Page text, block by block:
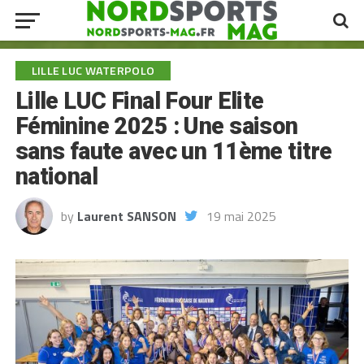
LILLE LUC WATERPOLO
Lille LUC Final Four Elite
Féminine 2025 : Une saison
sans faute avec un 11ème titre
national
by Laurent SANSON 19 mai 2025